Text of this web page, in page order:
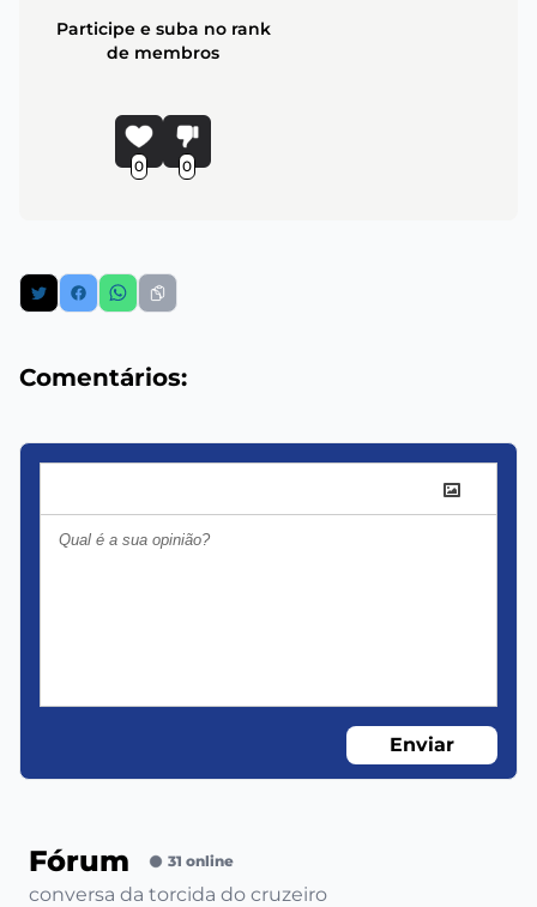
Participe e suba no rank
de membros
0 0
Comentários:
Enviar
Fórum 31 online
conversa da torcida do cruzeiro